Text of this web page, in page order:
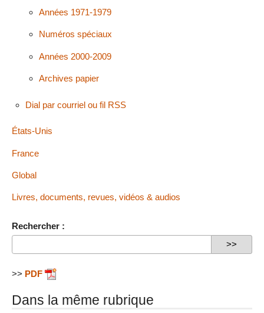
Années 1971-1979
Numéros spéciaux
Années 2000-2009
Archives papier
Dial par courriel ou fil RSS
États-Unis
France
Global
Livres, documents, revues, vidéos & audios
Rechercher :
>> PDF
Dans la même rubrique